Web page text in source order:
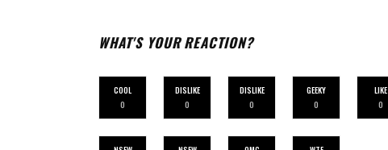
WHAT'S YOUR REACTION?
COOL
0
DISLIKE
0
DISLIKE
0
GEEKY
0
LIKE
0